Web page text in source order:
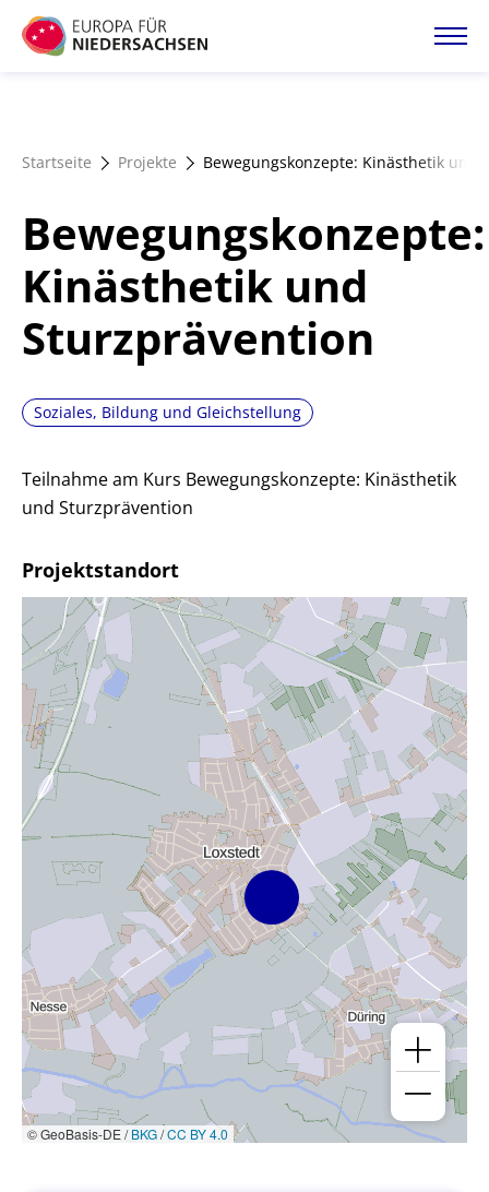
Direkt
zum
Förderangebote
Magazin
Startseite Projekte Bewegungskonzepte: Kinästhetik und
Bewegungskonzepte:
Kinästhetik und
Sturzprävention
Soziales, Bildung und Gleichstellung
Teilnahme am Kurs Bewegungskonzepte: Kinästhetik
und Sturzprävention
Projektstandort
© GeoBasis-DE /BKG/CC BY 4.0